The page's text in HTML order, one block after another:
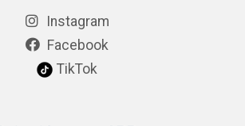
Instagram
Facebook
TikTok